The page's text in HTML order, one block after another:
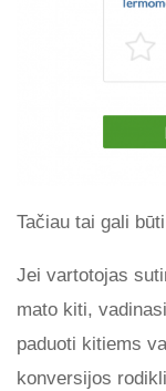
Tačiau tai gali
Jei vartotojas
mato kiti,
paduoti kitiems
konversijos